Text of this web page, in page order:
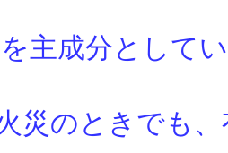
主成分として
災のときでも